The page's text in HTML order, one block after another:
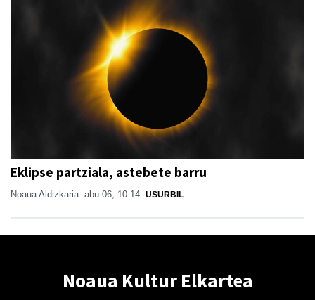
Eklipse partziala, astebete barru
Noaua Aldizkaria abu 06, 10:14 USURBIL
Noaua Kultur Elkartea